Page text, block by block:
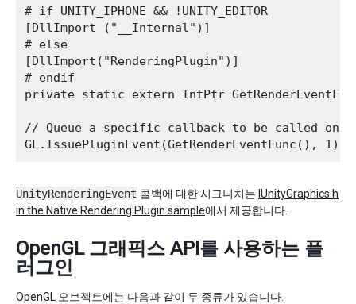
# if UNITY_IPHONE && !UNITY_EDITOR
[DllImport ("__Internal")]
# else
[DllImport("RenderingPlugin")]
# endif
private static extern IntPtr
// Queue a specific callback to be called on
UnityRenderingEvent 콜백에 대한 시그니처는 IUnityGraphics.h
in the Native Rendering Plugin sample에서 제공합니다.
OpenGL 그래픽스 API를 사용하는 플
러그인
OpenGL 오브젝트에는 다음과 같이 두 종류가 있습니다.